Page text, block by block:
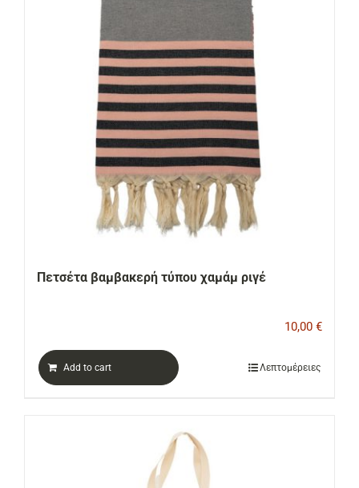
Πετσέτα βαμβακερή τύπου χαμάμ ριγέ
10,00 €
Add to cart Λεπτομέρειες